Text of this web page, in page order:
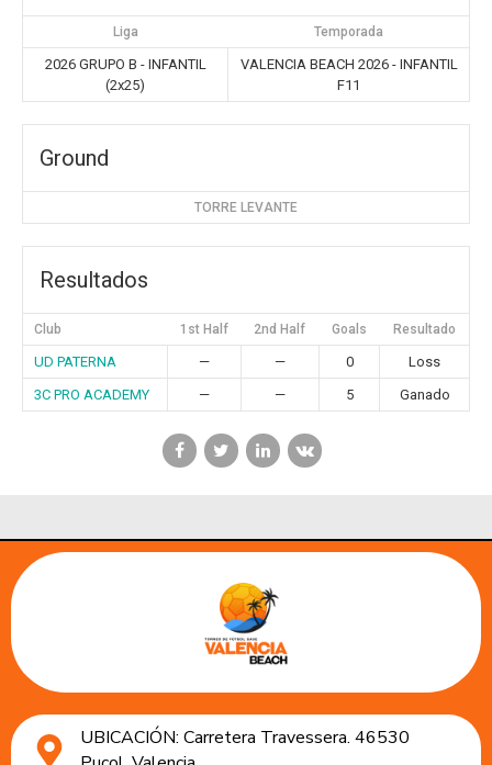
Liga Temporada
2026 GRUPO B - INFANTIL
(2x25)
VALENCIA BEACH 2026 - INFANTIL
F11
Ground
TORRE LEVANTE
Resultados
Club 1st Half 2nd Half Goals Resultado
UD PATERNA — — 0
Loss
3C PRO ACADEMY
— — 5 Ganado
UBICACIÓN: Carretera Travessera. 46530